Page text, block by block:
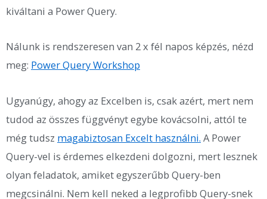
kiváltani a Power Query.
Nálunk is rendszeresen van 2 x fél napos képzés, nézd
meg: Power Query Workshop
Ugyanúgy, ahogy az Excelben is, csak azért, mert nem
tudod az összes függvényt egybe kovácsolni, attól te
még tudsz magabiztosan Excelt használni. A Power
Query-vel is érdemes elkezdeni dolgozni, mert lesznek
olyan feladatok, amiket egyszerűbb Query-ben
megcsinálni. Nem kell neked a legprofibb Query-snek